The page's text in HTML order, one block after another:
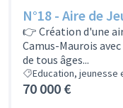
N°18 - Aire de
👉 Création d'une
Camus-Maurois
de tous âges...
Education,
70 000 €